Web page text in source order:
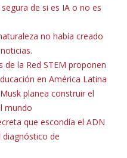
de si es IA o no es
no había creado
de la Red STEM proponen
en América Latina
planea construir el
mundo
que escondía el ADN
de